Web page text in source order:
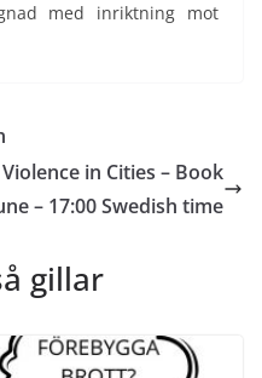
med inriktning mot
in Cities – Book
– 17:00 Swedish time
gillar